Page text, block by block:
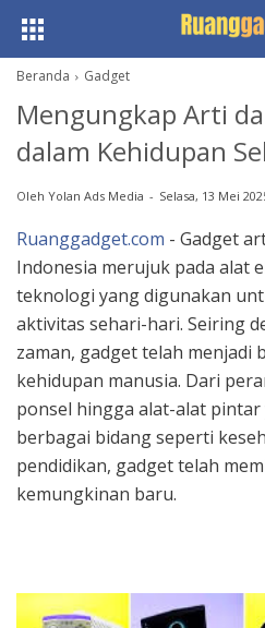
Beranda Gadget
Mengungkap Arti
dalam Kehidupan
Oleh Yolan Ads Media Selasa, 13 Mei
Ruanggadget.com - Gadget
Indonesia merujuk pada alat
teknologi yang digunakan
aktivitas sehari-hari. Seiring
zaman, gadget telah menjadi
kehidupan manusia. Dari
ponsel hingga alat-alat
berbagai bidang seperti
pendidikan, gadget telah
kemungkinan baru.